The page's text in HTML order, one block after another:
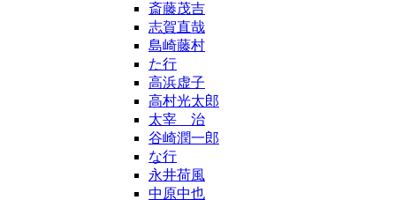
斎藤茂吉
志賀直哉
島崎藤村
た行
高浜虚子
高村光太郎
太宰 治
谷崎潤一郎
な行
永井荷風
中原中也